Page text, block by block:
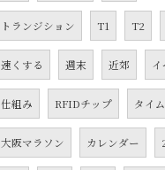
トランジション T1 T2
速くする 週末 近郊 イ
仕組み RFIDチップ タイム
大阪マラソン カレンダー